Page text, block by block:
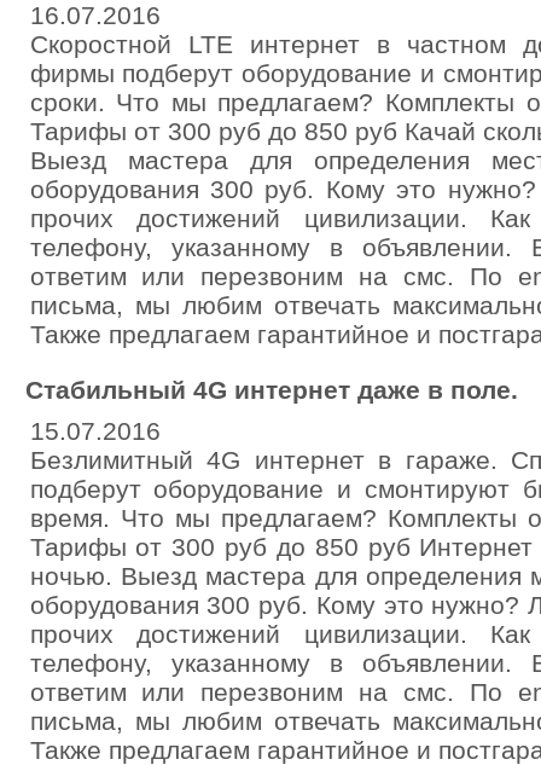
16.07.2016
Скоростной LTE интернет в частном
фирмы подберут оборудование и
сроки. Что мы предлагаем? Комплекты
Тарифы от 300 руб до 850 руб Качай
Выезд мастера для определения
оборудования 300 руб. Кому это
прочих достижений цивилизации.
телефону, указанному в объявлении.
ответим или перезвоним на смс. По
письма, мы любим отвечать
Также предлагаем гарантийное и
Стабильный 4G интернет даже в поле.
15.07.2016
Безлимитный 4G интернет в гараже.
подберут оборудование и смонтируют
время. Что мы предлагаем? Комплекты
Тарифы от 300 руб до 850 руб
ночью. Выезд мастера для определения
оборудования 300 руб. Кому это нужно?
прочих достижений цивилизации.
телефону, указанному в объявлении.
ответим или перезвоним на смс. По
письма, мы любим отвечать
Также предлагаем гарантийное и